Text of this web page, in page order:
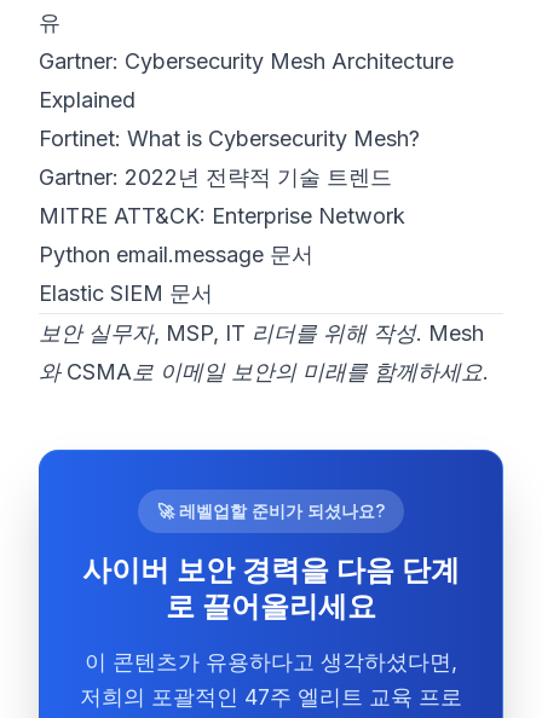
유
Gartner: Cybersecurity Mesh Architecture
Explained
Fortinet: What is Cybersecurity Mesh?
Gartner: 2022년 전략적 기술 트렌드
MITRE ATT&CK: Enterprise Network
Python email.message 문서
Elastic SIEM 문서
보안 실무자, MSP, IT 리더를 위해 작성. Mesh
와 CSMA로 이메일 보안의 미래를 함께하세요.
🚀 레벨업할 준비가 되셨나요?
사이버 보안 경력을 다음 단계
로 끌어올리세요
이 콘텐츠가 유용하다고 생각하셨다면,
저희의 포괄적인 47주 엘리트 교육 프로